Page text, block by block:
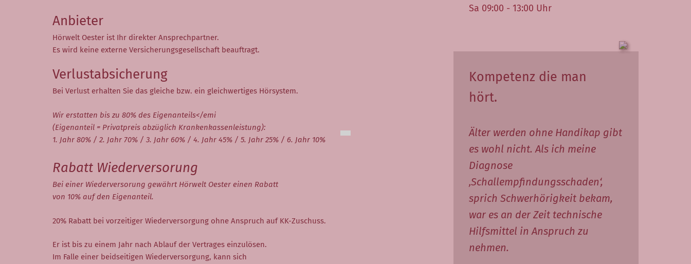
Anbieter
Hörwelt Oester ist Ihr direkter Ansprechpartner.
Es wird keine externe Versicherungsgesellschaft beauftragt.
Verlustabsicherung
Bei Verlust erhalten Sie das gleiche bzw. ein gleichwertiges Hörsystem.
Wir erstatten bis zu 80% des Eigenanteils</emi
(Eigenanteil = Privatpreis abzüglich Krankenkassenleistung):
1. Jahr 80% / 2. Jahr 70% / 3. Jahr 60% / 4. Jahr 45% / 5. Jahr 25% / 6. Jahr 10%
Rabatt Wiederversorung
Bei einer Wiederversorung gewährt Hörwelt Oester einen Rabatt
von 10% auf den Eigenanteil.
20% Rabatt bei vorzeitiger Wiederversorgung ohne Anspruch auf KK-Zuschuss.
Er ist bis zu einem Jahr nach Ablauf der Vertrages einzulösen.
Im Falle einer beidseitigen Wiederversorgung, kann sich
Sa 09:00 - 13:00 Uhr
Kompetenz die man
hört.
Älter werden ohne Handikap gibt
es wohl nicht. Als ich meine
Diagnose
‚Schallempfindungsschaden‘,
sprich Schwerhörigkeit bekam,
war es an der Zeit technische
Hilfsmittel in Anspruch zu
nehmen.